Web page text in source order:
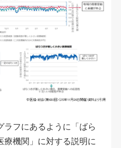
フにあるように「ばら
療機関」に対する説明に